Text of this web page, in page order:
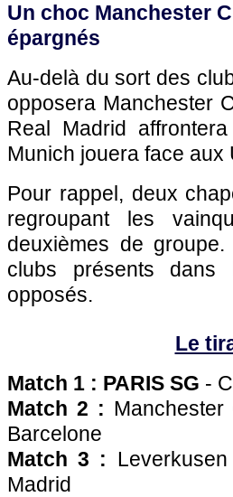
Un choc Manchester
épargnés
Au-delà du sort des
opposera Manchester
Real Madrid
Munich jouera face
Pour rappel, deux
regroupant les
deuxièmes de
clubs présents
opposés.
Le
Match 1 : PARIS SG -
Match 2 :
Barcelone
Match 3 :
Madrid